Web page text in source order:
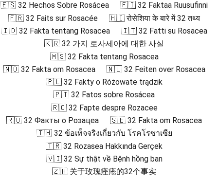
🇪🇸 32 Hechos Sobre Rosácea
🇫🇮 32 Faktaa Ruusufinni
🇫🇷 32 Faits sur Rosacée
🇭🇮 रोसेशिया के बारे में 32 तथ्य
🇮🇩 32 Fakta tentang Rosacea
🇮🇹 32 Fatti su Rosacea
🇰🇷 32 가지 로사세아에 대한 사실
🇲🇸 32 Fakta tentang Rosacea
🇳🇴 32 Fakta om Rosacea
🇳🇱 32 Feiten over Rosacea
🇵🇱 32 Fakty o Różowate trądzik
🇵🇹 32 Fatos sobre Rosácea
🇷🇴 32 Fapte despre Rozacee
🇷🇺 32 Факты о Розацеа
🇸🇪 32 Fakta om Rosacea
🇹🇭 32 ข้อเท็จจริงเกี่ยวกับ โรคโรซาเซีย
🇹🇷 32 Rozasea Hakkında Gerçek
🇻🇮 32 Sự thật về Bệnh hồng ban
🇿🇭 关于玫瑰痤疮的32个事实